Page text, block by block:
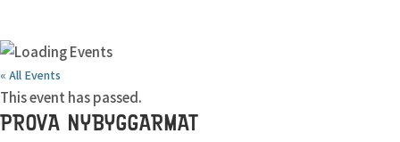
« All Events
This event has passed.
PROVA NYBYGGARMAT